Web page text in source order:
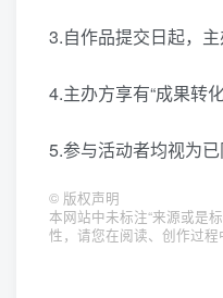
3.自作品提交日起，
4.主办方享有“成果转
5.参与活动者均视为
© 版权声明
本网站中未标注“来源或是
性，请您在阅读、创作过